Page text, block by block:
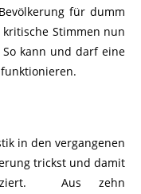
für dumm
Stimmen nun
kann und darf eine
in den vergangenen
trickst und damit
Aus zehn